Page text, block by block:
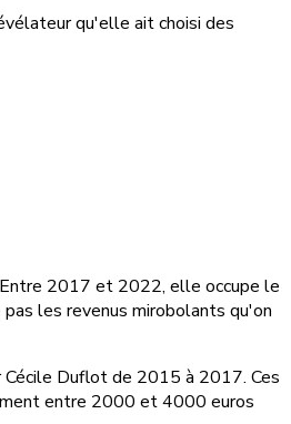
qu'elle ait choisi des
2017 et 2022, elle occupe le
les revenus mirobolants qu'on
Cécile Duflot de 2015 à 2017. Ces
entre 2000 et 4000 euros